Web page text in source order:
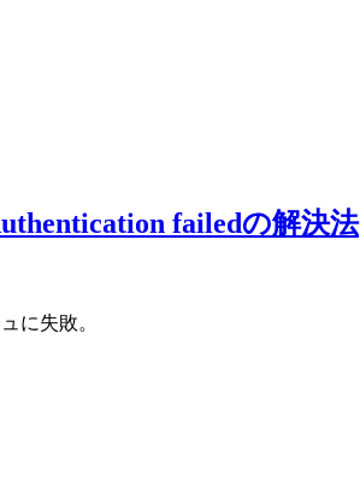
failedの解決法
に失敗。